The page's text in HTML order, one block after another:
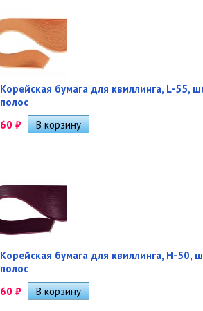
Корейская бумага для квиллинга, L-55,
полос
60 ₽
Корейская бумага для квиллинга, H-50,
полос
60 ₽